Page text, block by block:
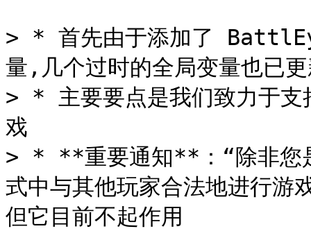
> * 首先由于添加了
量,几个过时的全局变量也已
> * 主要要点是我们致力于支
戏
> * **重要通知**：“除非您
式中与其他玩家合法地进行游
但它目前不起作用